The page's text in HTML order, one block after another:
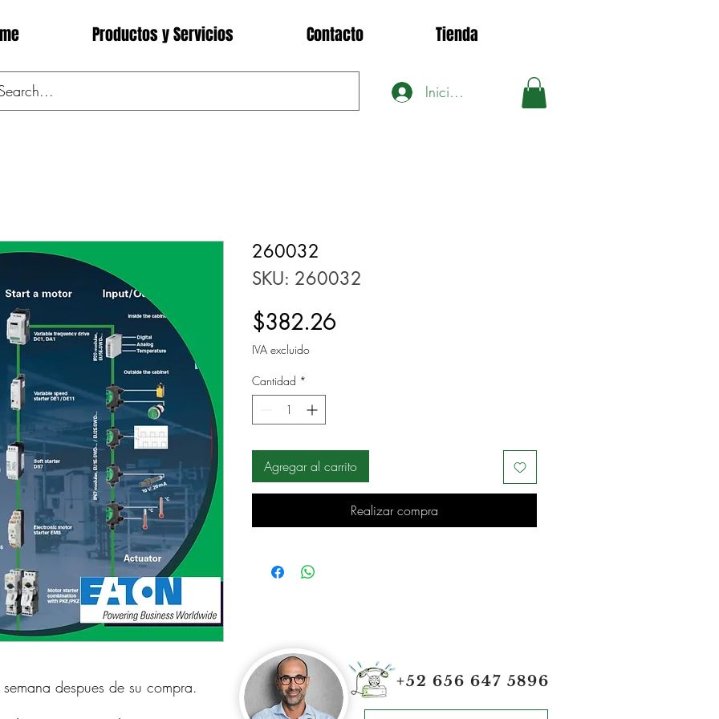
Productos y Servicios Contacto Tienda
Iniciar sesión
despues de su compra.
260032
SKU: 260032
$382.26Precio
IVA excluido
Cantidad *
Agregar al carrito
Realizar compra
+52 656 647 5896